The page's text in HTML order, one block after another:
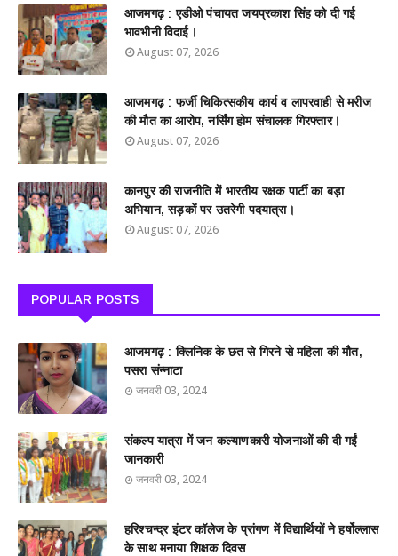
आजमगढ़ : एडीओ पंचायत जयप्रकाश सिंह को दी गई
भावभीनी विदाई।
August 07, 2026
आजमगढ़ : फर्जी चिकित्सकीय कार्य व लापरवाही से मरीज
की मौत का आरोप, नर्सिंग होम संचालक गिरफ्तार।
August 07, 2026
कानपुर की राजनीति में भारतीय रक्षक पार्टी का बड़ा
अभियान, सड़कों पर उतरेगी पदयात्रा।
August 07, 2026
POPULAR POSTS
आजमगढ़ : क्लिनिक के छत से गिरने से महिला की मौत,
पसरा संन्नाटा
जनवरी 03, 2024
संकल्प यात्रा में जन कल्याणकारी योजनाओं की दी गईं
जानकारी
जनवरी 03, 2024
हरिश्चन्द्र इंटर कॉलेज के प्रांगण में विद्यार्थियों ने हर्षोल्लास
के साथ मनाया शिक्षक दिवस